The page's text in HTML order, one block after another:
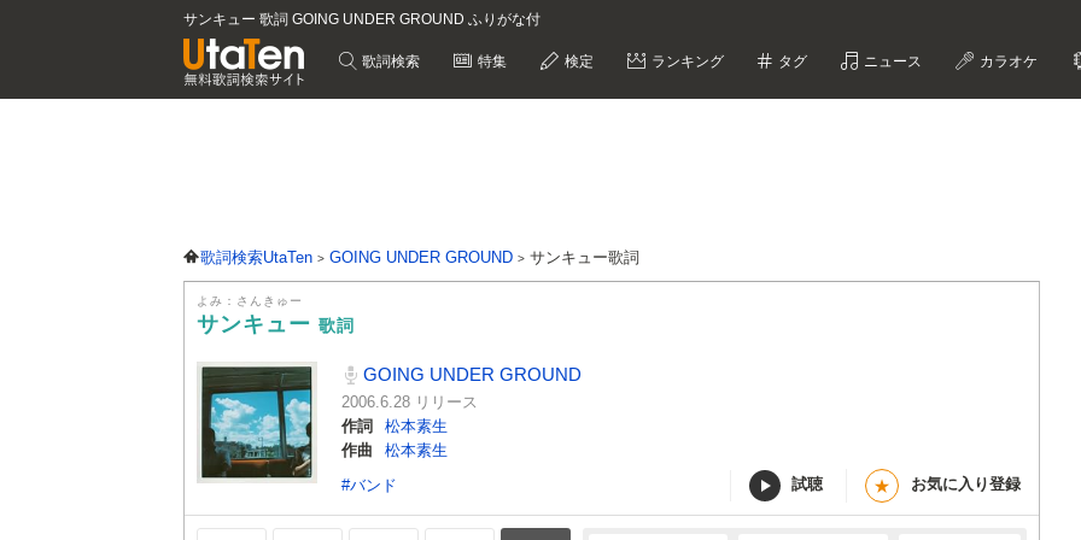
サンキュー 歌詞 GOING UNDER GROUND ふりがな付
歌詞検索 特集 検定 ランキング タグ ニュース カラオケ
歌詞検索UtaTen GOING UNDER GROUND サンキュー歌詞
よみ：さんきゅー
サンキュー 歌詞
GOING UNDER GROUND
2006.6.28 リリース
作詞
松本素生
作曲
松本素生
#バンド
試聴 ★ お気に入り登録